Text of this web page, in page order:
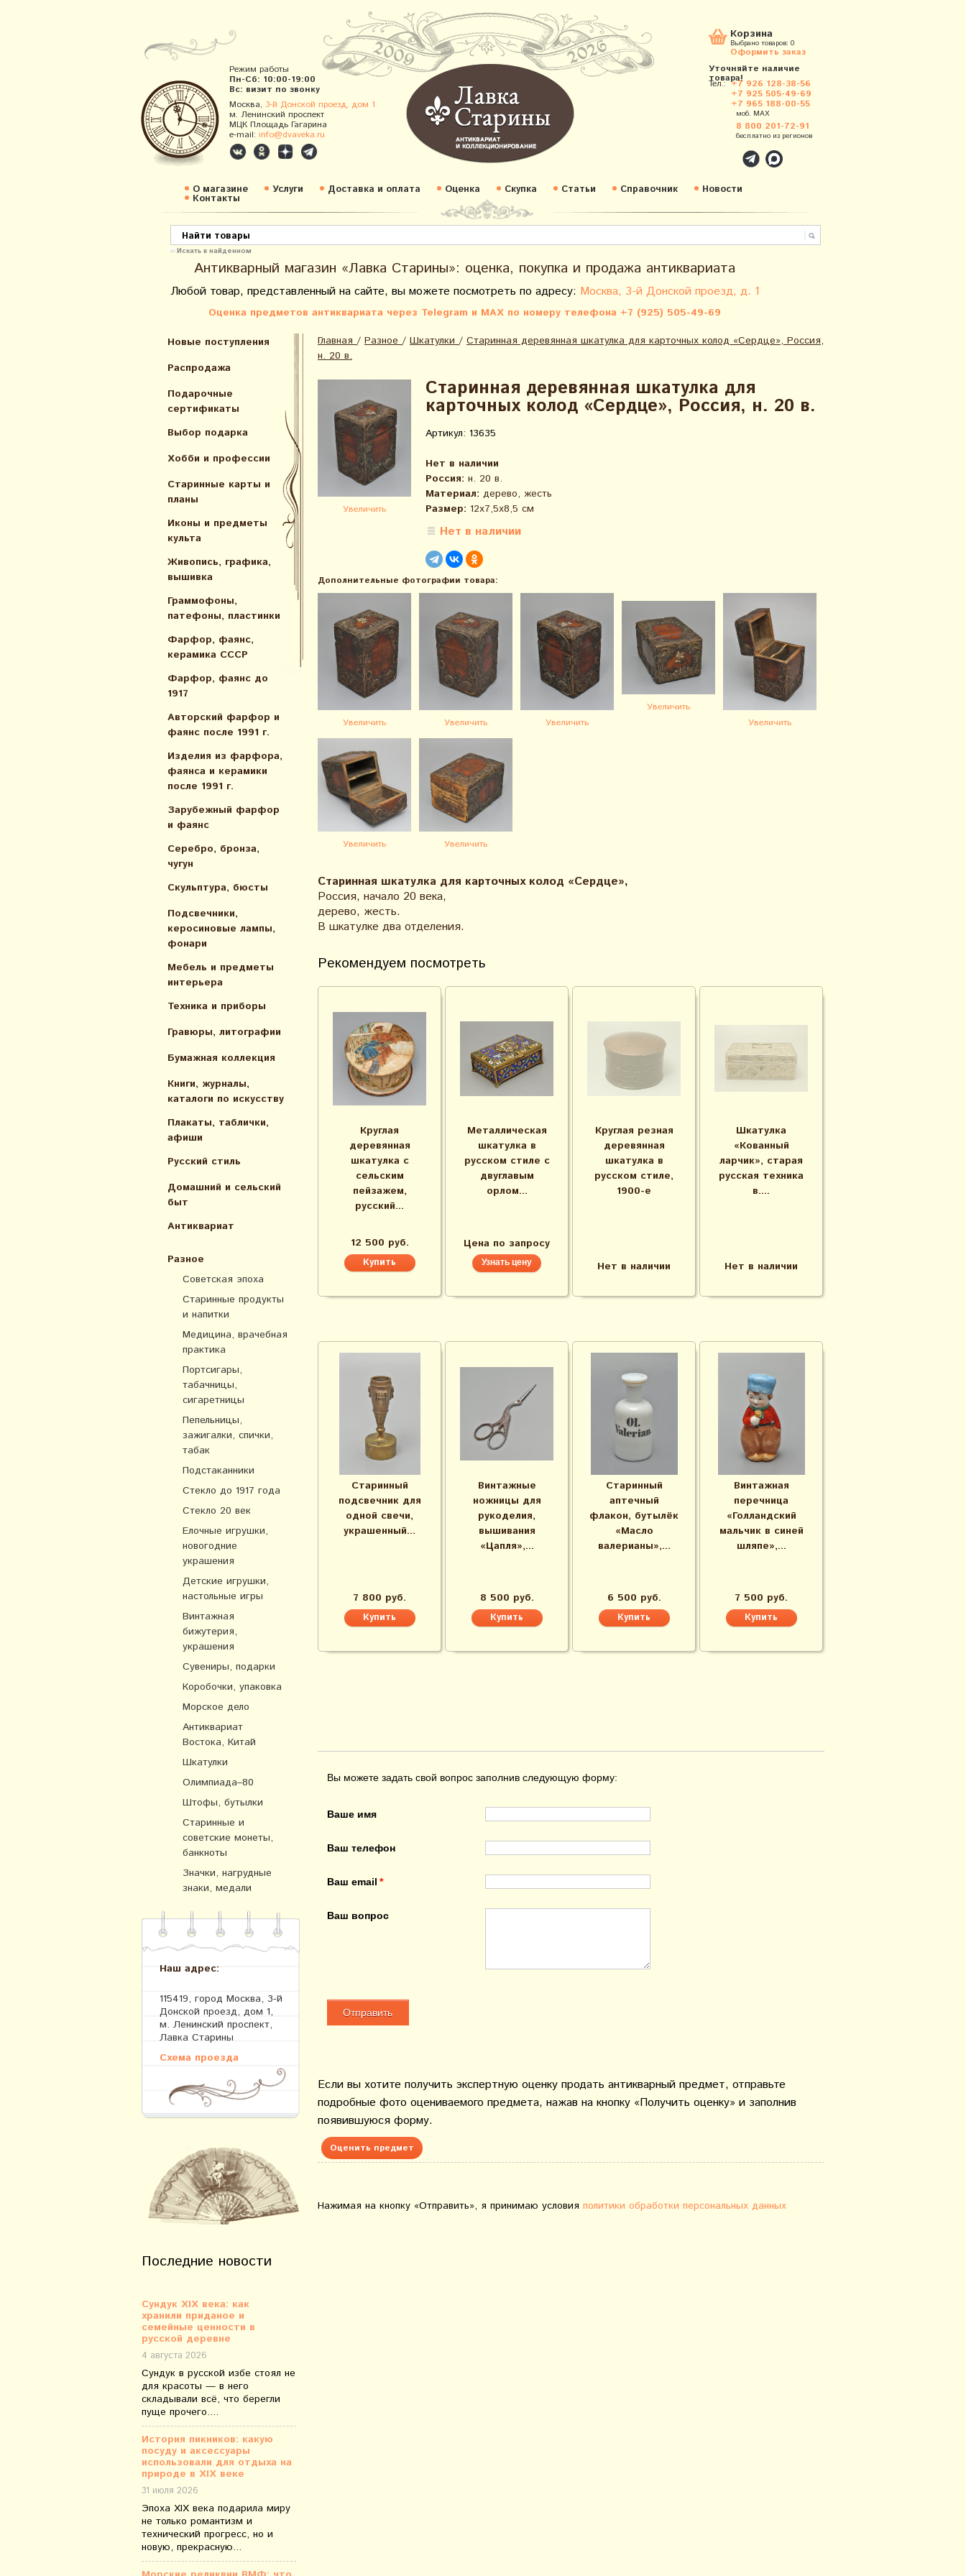
Режим работы
Пн-Сб: 10:00-19:00
Вс: визит по звонку
Москва, 3-й Донской проезд, дом 1
м. Ленинский проспект
МЦК Площадь Гагарина
e-mail: info@dvaveka.ru
Корзина
Выбрано товаров: 0
Оформить заказ
Уточняйте наличие
товара!
Тел.: +7 926 128-38-56
+7 925 505-49-69
+7 965 188-00-55
моб. MAX
8 800 201-72-91
бесплатно из регионов
О магазине Услуги Доставка и оплата Оценка Скупка Статьи Справочник Новости
Контакты
Искать в найденном
Антикварный магазин «Лавка Старины»: оценка, покупка и продажа антиквариата
Любой товар, представленный на сайте, вы можете посмотреть по адресу: Москва, 3-й Донской проезд, д. 1
Оценка предметов антиквариата через Telegram и MAX по номеру телефона +7 (925) 505-49-69
Новые поступления
Распродажа
Подарочные
сертификаты
Выбор подарка
Хобби и профессии
Старинные карты и
планы
Иконы и предметы
культа
Живопись, графика,
вышивка
Граммофоны,
патефоны, пластинки
Фарфор, фаянс,
керамика СССР
Фарфор, фаянс до
1917
Авторский фарфор и
фаянс после 1991 г.
Изделия из фарфора,
фаянса и керамики
после 1991 г.
Зарубежный фарфор
и фаянс
Серебро, бронза,
чугун
Скульптура, бюсты
Подсвечники,
керосиновые лампы,
фонари
Мебель и предметы
интерьера
Техника и приборы
Гравюры, литографии
Бумажная коллекция
Книги, журналы,
каталоги по искусcтву
Плакаты, таблички,
афиши
Русский стиль
Домашний и сельский
быт
Антиквариат
Разное
Советская эпоха
Старинные продукты
и напитки
Медицина, врачебная
практика
Портсигары,
табачницы,
сигаретницы
Пепельницы,
зажигалки, спички,
табак
Подстаканники
Стекло до 1917 года
Стекло 20 век
Елочные игрушки,
новогодние
украшения
Детские игрушки,
настольные игры
Винтажная
бижутерия,
украшения
Сувениры, подарки
Коробочки, упаковка
Морское дело
Антиквариат
Востока, Китай
Шкатулки
Олимпиада–80
Штофы, бутылки
Старинные и
советские монеты,
банкноты
Значки, нагрудные
знаки, медали
Наш адрес:
115419, город Москва, 3-й
Донской проезд, дом 1,
м. Ленинский проспект,
Лавка Старины
Схема проезда
Последние новости
Сундук XIX века: как
хранили приданое и
семейные ценности в
русской деревне
4 августа 2026
Сундук в русской избе стоял не
для красоты — в него
складывали всё, что берегли
пуще прочего....
История пикников: какую
посуду и аксессуары
использовали для отдыха на
природе в XIX веке
31 июля 2026
Эпоха XIX века подарила миру
не только романтизм и
технический прогресс, но и
новую, прекрасную...
Главная / Разное / Шкатулки / Старинная деревянная шкатулка для карточных колод «Сердце», Россия,
н. 20 в.
Увеличить
Старинная деревянная шкатулка для
карточных колод «Сердце», Россия, н. 20 в.
Артикул: 13635
Нет в наличии
Россия: н. 20 в.
Материал: дерево, жесть
Размер: 12х7,5х8,5 см
Нет в наличии
Дополнительные фотографии товара:
Увеличить Увеличить Увеличить
Увеличить
Увеличить
Увеличить Увеличить
Старинная шкатулка для карточных колод «Сердце»,
Россия, начало 20 века,
дерево, жесть.
В шкатулке два отделения.
Рекомендуем посмотреть
Круглая
деревянная
шкатулка с
сельским
пейзажем,
русский...
12 500 руб.
Металлическая
шкатулка в
русском стиле с
двуглавым
орлом...
Цена по запросу
Узнать цену
Круглая резная
деревянная
шкатулка в
русском стиле,
1900-е
Нет в наличии
Шкатулка
«Кованный
ларчик», старая
русская техника
в....
Нет в наличии
Старинный
подсвечник для
одной свечи,
украшенный...
7 800 руб.
Винтажные
ножницы для
рукоделия,
вышивания
«Цапля»,...
8 500 руб.
Старинный
аптечный
флакон, бутылёк
«Масло
валерианы»,...
6 500 руб.
Винтажная
перечница
«Голландский
мальчик в синей
шляпе»,...
7 500 руб.
Вы можете задать свой вопрос заполнив следующую форму:
Ваше имя
Ваш телефон
Ваш email
Ваш вопрос
Если вы хотите получить экспертную оценку продать антикварный предмет, отправьте
подробные фото оцениваемого предмета, нажав на кнопку «Получить оценку» и заполнив
появившуюся форму.
Оценить предмет
Нажимая на кнопку «Отправить», я принимаю условия политики обработки персональных данных